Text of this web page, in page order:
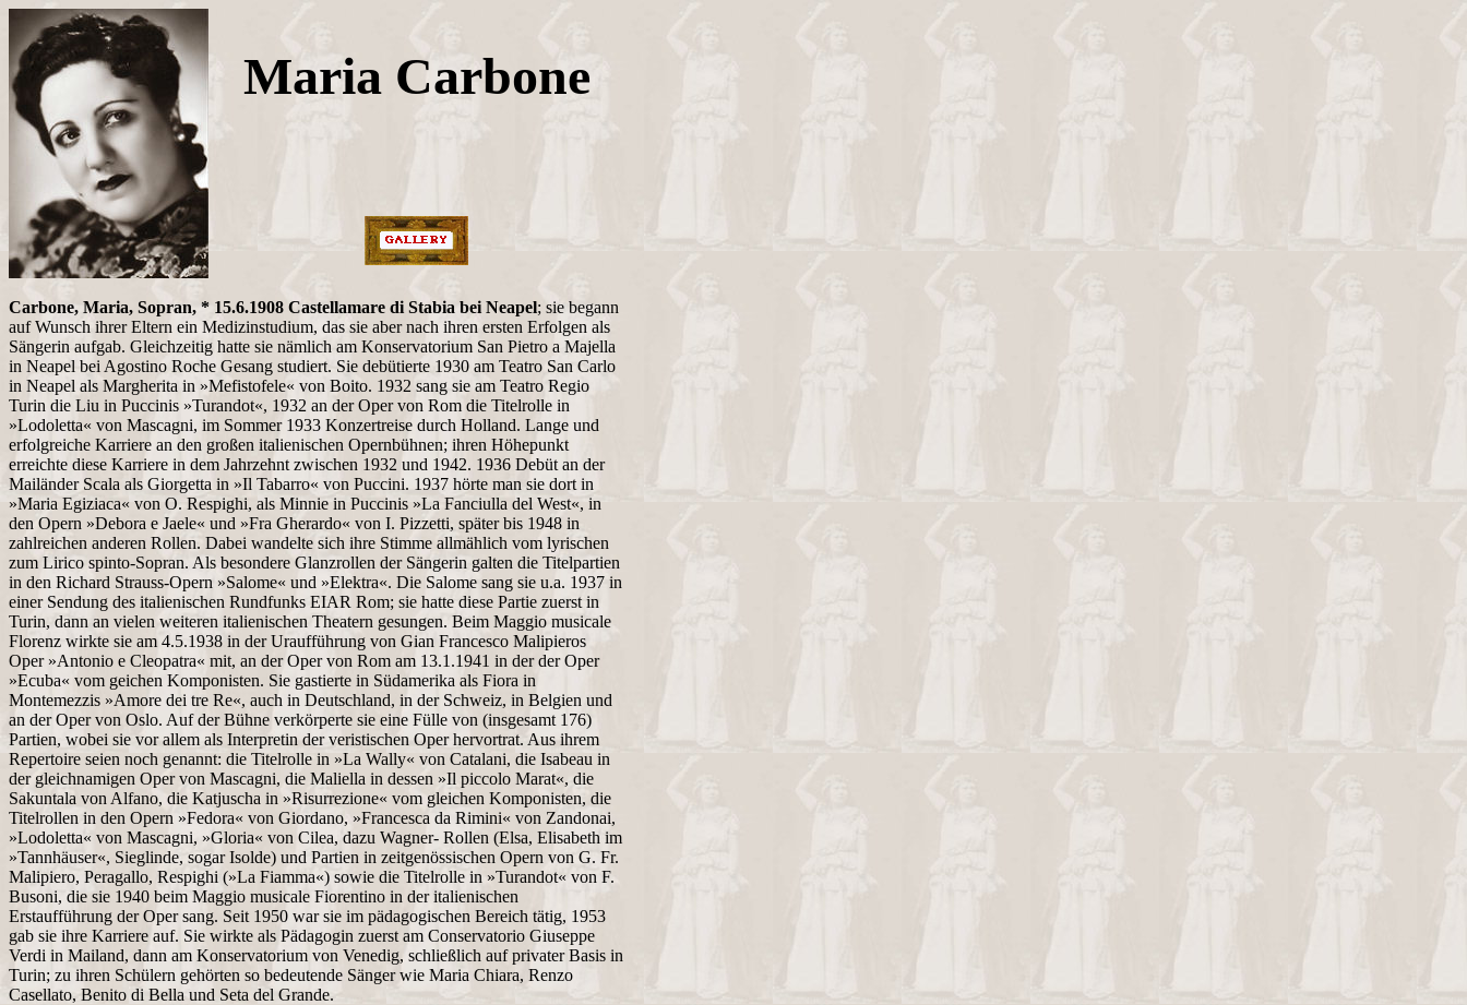
Maria Carbone
Carbone, Maria, Sopran, * 15.6.1908 Castellamare di Stabia bei Neapel; sie begann
auf Wunsch ihrer Eltern ein Medizinstudium, das sie aber nach ihren ersten Erfolgen als
Sängerin aufgab. Gleichzeitig hatte sie nämlich am Konservatorium San Pietro a Majella
in Neapel bei Agostino Roche Gesang studiert. Sie debütierte 1930 am Teatro San Carlo
in Neapel als Margherita in »Mefistofele« von Boito. 1932 sang sie am Teatro Regio
Turin die Liu in Puccinis »Turandot«, 1932 an der Oper von Rom die Titelrolle in
»Lodoletta« von Mascagni, im Sommer 1933 Konzertreise durch Holland. Lange und
erfolgreiche Karriere an den großen italienischen Opernbühnen; ihren Höhepunkt
erreichte diese Karriere in dem Jahrzehnt zwischen 1932 und 1942. 1936 Debüt an der
Mailänder Scala als Giorgetta in »Il Tabarro« von Puccini. 1937 hörte man sie dort in
»Maria Egiziaca« von O. Respighi, als Minnie in Puccinis »La Fanciulla del West«, in
den Opern »Debora e Jaele« und »Fra Gherardo« von I. Pizzetti, später bis 1948 in
zahlreichen anderen Rollen. Dabei wandelte sich ihre Stimme allmählich vom lyrischen
zum Lirico spinto-Sopran. Als besondere Glanzrollen der Sängerin galten die Titelpartien
in den Richard Strauss-Opern »Salome« und »Elektra«. Die Salome sang sie u.a. 1937 in
einer Sendung des italienischen Rundfunks EIAR Rom; sie hatte diese Partie zuerst in
Turin, dann an vielen weiteren italienischen Theatern gesungen. Beim Maggio musicale
Florenz wirkte sie am 4.5.1938 in der Uraufführung von Gian Francesco Malipieros
Oper »Antonio e Cleopatra« mit, an der Oper von Rom am 13.1.1941 in der der Oper
»Ecuba« vom geichen Komponisten. Sie gastierte in Südamerika als Fiora in
Montemezzis »Amore dei tre Re«, auch in Deutschland, in der Schweiz, in Belgien und
an der Oper von Oslo. Auf der Bühne verkörperte sie eine Fülle von (insgesamt 176)
Partien, wobei sie vor allem als Interpretin der veristischen Oper hervortrat. Aus ihrem
Repertoire seien noch genannt: die Titelrolle in »La Wally« von Catalani, die Isabeau in
der gleichnamigen Oper von Mascagni, die Maliella in dessen »Il piccolo Marat«, die
Sakuntala von Alfano, die Katjuscha in »Risurrezione« vom gleichen Komponisten, die
Titelrollen in den Opern »Fedora« von Giordano, »Francesca da Rimini« von Zandonai,
»Lodoletta« von Mascagni, »Gloria« von Cilea, dazu Wagner- Rollen (Elsa, Elisabeth im
»Tannhäuser«, Sieglinde, sogar Isolde) und Partien in zeitgenössischen Opern von G. Fr.
Malipiero, Peragallo, Respighi (»La Fiamma«) sowie die Titelrolle in »Turandot« von F.
Busoni, die sie 1940 beim Maggio musicale Fiorentino in der italienischen
Erstaufführung der Oper sang. Seit 1950 war sie im pädagogischen Bereich tätig, 1953
gab sie ihre Karriere auf. Sie wirkte als Pädagogin zuerst am Conservatorio Giuseppe
Verdi in Mailand, dann am Konservatorium von Venedig, schließlich auf privater Basis in
Turin; zu ihren Schülern gehörten so bedeutende Sänger wie Maria Chiara, Renzo
Casellato, Benito di Bella und Seta del Grande.